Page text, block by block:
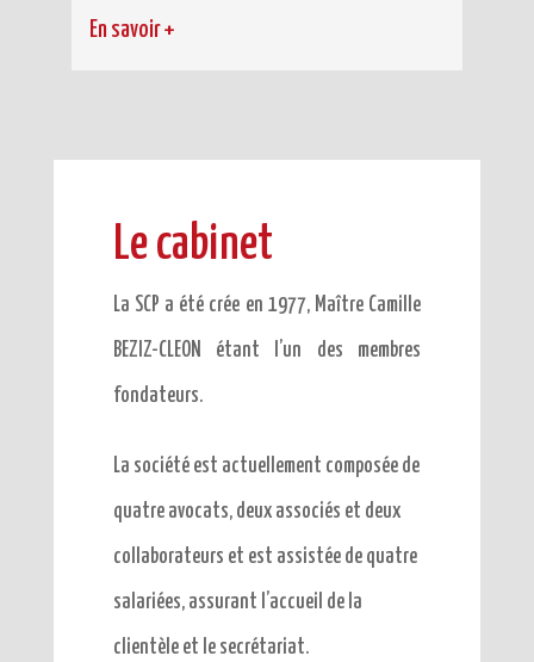
En savoir +
Le cabinet
La SCP a été crée en 1977, Maître Camille
BEZIZ-CLEON étant l’un des membres
fondateurs.
La société est actuellement composée de
quatre avocats, deux associés et deux
collaborateurs et est assistée de quatre
salariées, assurant l’accueil de la
clientèle et le secrétariat.